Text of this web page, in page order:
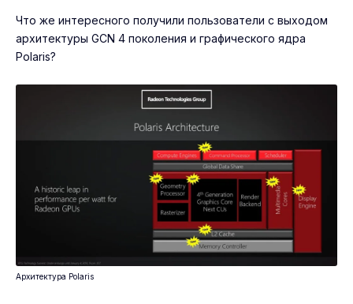
Что же интересного получили пользователи с выходом
архитектуры GCN 4 поколения и графического ядра
Polaris?
Архитектура Polaris